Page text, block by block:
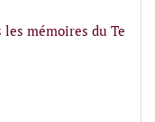
les mémoires du Te